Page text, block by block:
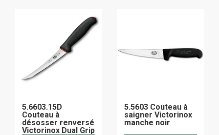
5.6603.15D
Couteau à
désosser renversé
Victorinox Dual Grip
5.5603 Couteau à
saigner Victorinox
manche noir